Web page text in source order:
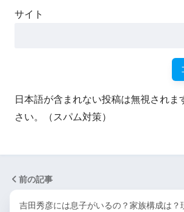
サイト
日本語が含まれない投稿は無視されま
さい。（スパム対策）
前の記事
吉田秀彦には息子がいるの？家族構成は？